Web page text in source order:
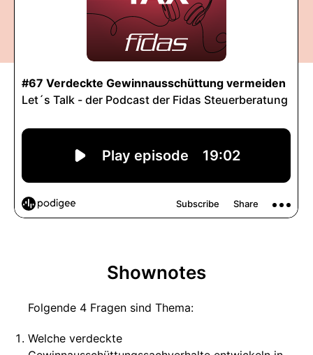
Shownotes
Folgende 4 Fragen sind Thema:
Welche verdeckte